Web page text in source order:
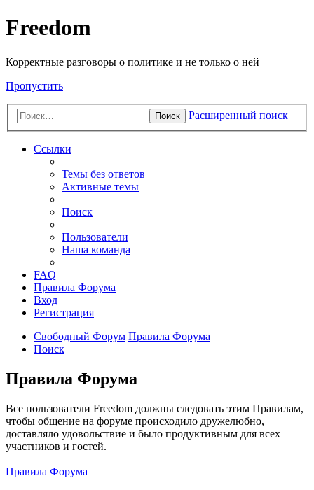
Freedom
Корректные разговоры о политике и не только о ней
Пропустить
Поиск Расширенный поиск
Ссылки
Темы без ответов
Активные темы
Поиск
Пользователи
Наша команда
FAQ
Правила Форума
Вход
Регистрация
Свободный Форум Правила Форума
Поиск
Правила Форума
Все пользователи Freedom должны следовать этим Правилам,
чтобы общение на форуме происходило дружелюбно,
доставляло удовольствие и было продуктивным для всех
участников и гостей.
Правила Форума